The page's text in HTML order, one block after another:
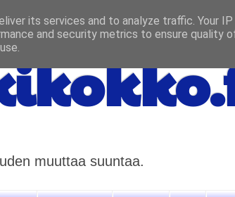
muuttaa suuntaa.
its services and to analyze traffic. Your
and security metrics to ensure quality